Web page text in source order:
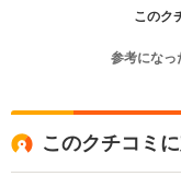
このク
参考になっ
このクチコミ